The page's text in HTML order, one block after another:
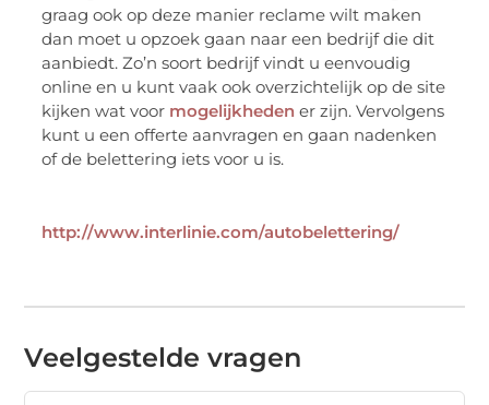
graag ook op deze manier reclame wilt maken
dan moet u opzoek gaan naar een bedrijf die dit
aanbiedt. Zo’n soort bedrijf vindt u eenvoudig
online en u kunt vaak ook overzichtelijk op de site
kijken wat voor mogelijkheden er zijn. Vervolgens
kunt u een offerte aanvragen en gaan nadenken
of de belettering iets voor u is.
http://www.interlinie.com/autobelettering/
Veelgestelde vragen